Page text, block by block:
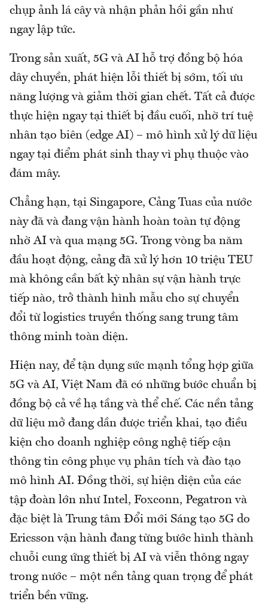
chụp ảnh lá cây và nhận phản hồi gần như
ngay lập tức.
Trong sản xuất, 5G và AI hỗ trợ đồng bộ hóa
dây chuyền, phát hiện lỗi thiết bị sớm, tối ưu
năng lượng và giảm thời gian chết. Tất cả được
thực hiện ngay tại thiết bị đầu cuối, nhờ trí tuệ
nhân tạo biên (edge AI) – mô hình xử lý dữ liệu
ngay tại điểm phát sinh thay vì phụ thuộc vào
đám mây.
Chẳng hạn, tại Singapore, Cảng Tuas của nước
này đã và đang vận hành hoàn toàn tự động
nhờ AI và qua mạng 5G. Trong vòng ba năm
đầu hoạt động, cảng đã xử lý hơn 10 triệu TEU
mà không cần bất kỳ nhân sự vận hành trực
tiếp nào, trở thành hình mẫu cho sự chuyển
đổi từ logistics truyền thống sang trung tâm
thông minh toàn diện.
Hiện nay, để tận dụng sức mạnh tổng hợp giữa
5G và AI, Việt Nam đã có những bước chuẩn bị
đồng bộ cả về hạ tầng và thể chế. Các nền tảng
dữ liệu mở đang dần được triển khai, tạo điều
kiện cho doanh nghiệp công nghệ tiếp cận
thông tin công phục vụ phân tích và đào tạo
mô hình AI. Đồng thời, sự hiện diện của các
tập đoàn lớn như Intel, Foxconn, Pegatron và
đặc biệt là Trung tâm Đổi mới Sáng tạo 5G do
Ericsson vận hành đang từng bước hình thành
chuỗi cung ứng thiết bị AI và viễn thông ngay
trong nước – một nền tảng quan trọng để phát
triển bền vững.